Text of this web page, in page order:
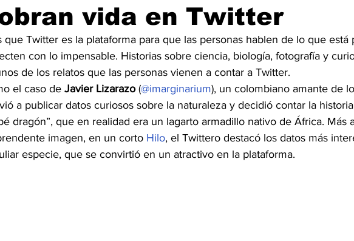
Turismo On line Tecnología Un Café Digital
Eventos e-commerce Logística Perfiles Felicidad Música
salud
vida en Twitter
que Twitter es la plataforma para que las personas hablen de lo que está
con lo impensable. Historias sobre ciencia, biología, fotografía y
de los relatos que las personas vienen a contar a Twitter.
el caso de Javier Lizarazo (@imarginarium), un colombiano amante de
a publicar datos curiosos sobre la naturaleza y decidió contar la
dragón”, que en realidad era un lagarto armadillo nativo de África. Más
imagen, en un corto Hilo, el Twittero destacó los datos más
especie, que se convirtió en un atractivo en la plataforma.